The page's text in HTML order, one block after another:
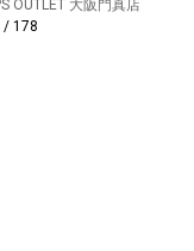
OUTLET 大阪門真店
/ 178